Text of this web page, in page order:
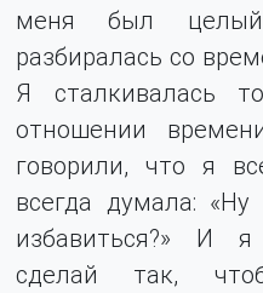
меня был
разбиралась со
Я сталкивалась
отношении
говорили, что я
всегда думала:
избавиться?» И я
сделай так,